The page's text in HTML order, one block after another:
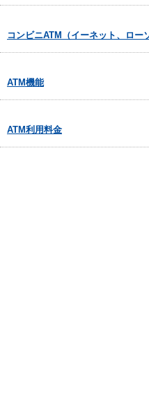
コンビニATM（イーネット、ロー
ATM機能
ATM利用料金